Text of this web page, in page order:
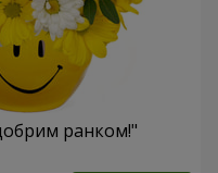
ранком!"